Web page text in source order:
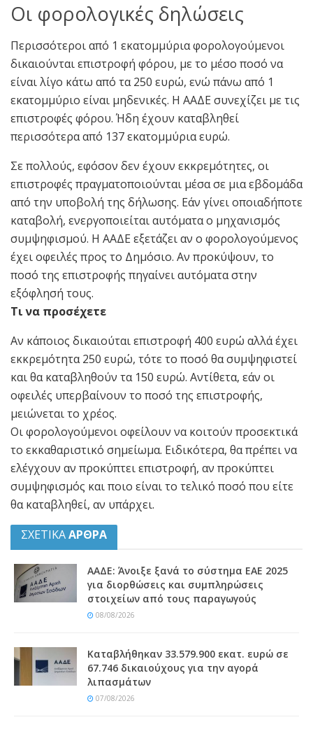
Οι φορολογικές δηλώσεις
Περισσότεροι από 1 εκατoμμύρια φορολογούμενοι
δικαιούνται επιστροφή φόρου, με το μέσο ποσό να
είναι λίγο κάτω από τα 250 ευρώ, ενώ πάνω από 1
εκατομμύριο είναι μηδενικές. Η ΑΑΔΕ συνεχίζει με τις
επιστροφές φόρου. Ήδη έχουν καταβληθεί
περισσότερα από 137 εκατομμύρια ευρώ.
Σε πολλούς, εφόσον δεν έχουν εκκρεμότητες, οι
επιστροφές πραγματοποιούνται μέσα σε μια εβδομάδα
από την υποβολή της δήλωσης. Εάν γίνει οποιαδήποτε
καταβολή, ενεργοποιείται αυτόματα ο μηχανισμός
συμψηφισμού. Η ΑΑΔΕ εξετάζει αν ο φορολογούμενος
έχει οφειλές προς το Δημόσιο. Αν προκύψουν, το
ποσό της επιστροφής πηγαίνει αυτόματα στην
εξόφλησή τους.
Τι να προσέχετε
Αν κάποιος δικαιούται επιστροφή 400 ευρώ αλλά έχει
εκκρεμότητα 250 ευρώ, τότε το ποσό θα συμψηφιστεί
και θα καταβληθούν τα 150 ευρώ. Αντίθετα, εάν οι
οφειλές υπερβαίνουν το ποσό της επιστροφής,
μειώνεται το χρέος.
Οι φορολογούμενοι οφείλουν να κοιτούν προσεκτικά
το εκκαθαριστικό σημείωμα. Ειδικότερα, θα πρέπει να
ελέγχουν αν προκύπτει επιστροφή, αν προκύπτει
συμψηφισμός και ποιο είναι το τελικό ποσό που είτε
θα καταβληθεί, αν υπάρχει.
ΣΧΕΤΙΚΑΑΡΘΡΑ
ΑΑΔΕ: Άνοιξε ξανά το σύστημα ΕΑΕ 2025
για διορθώσεις και συμπληρώσεις
στοιχείων από τους παραγωγούς
08/08/2026
Καταβλήθηκαν 33.579.900 εκατ. ευρώ σε
67.746 δικαιούχους για την αγορά
λιπασμάτων
07/08/2026